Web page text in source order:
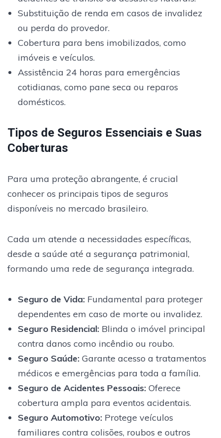
Substituição de renda em casos de invalidez
ou perda do provedor.
Cobertura para bens imobilizados, como
imóveis e veículos.
Assistência 24 horas para emergências
cotidianas, como pane seca ou reparos
domésticos.
Tipos de Seguros Essenciais e Suas
Coberturas
Para uma proteção abrangente, é crucial
conhecer os principais tipos de seguros
disponíveis no mercado brasileiro.
Cada um atende a necessidades específicas,
desde a saúde até a segurança patrimonial,
formando uma rede de segurança integrada.
Seguro de Vida:Fundamental para proteger
dependentes em caso de morte ou invalidez.
Seguro Residencial:Blinda o imóvel principal
contra danos como incêndio ou roubo.
Seguro Saúde:Garante acesso a tratamentos
médicos e emergências para toda a família.
Seguro de Acidentes Pessoais:Oferece
cobertura ampla para eventos acidentais.
Seguro Automotivo:Protege veículos
familiares contra colisões, roubos e outros